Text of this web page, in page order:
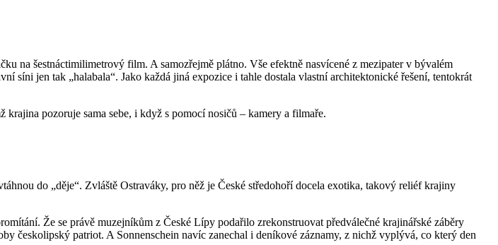
na šestnáctimilimetrový film. A samozřejmě plátno. Vše efektně nasvícené z mezipater v bývalém
jen tak „halabala“. Jako každá jiná expozice i tahle dostala vlastní architektonické řešení, tentokrát
pozoruje sama sebe, i když s pomocí nosičů – kamery a filmaře.
do „děje“. Zvláště Ostraváky, pro něž je České středohoří docela exotika, takový reliéf krajiny
Že se právě muzejníkům z České Lípy podařilo zrekonstruovat předválečné krajinářské záběry
českolipský patriot. A Sonnenschein navíc zanechal i deníkové záznamy, z nichž vyplývá, co který den